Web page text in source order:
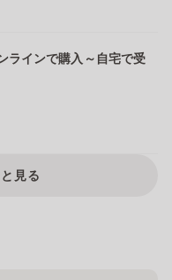
ラインで購入～自宅で受
見る